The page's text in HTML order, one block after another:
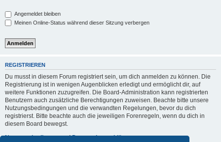
Angemeldet bleiben
Meinen Online-Status während dieser Sitzung verbergen
REGISTRIEREN
Du musst in diesem Forum registriert sein, um dich anmelden zu können. Die
Registrierung ist in wenigen Augenblicken erledigt und ermöglicht dir, auf
weitere Funktionen zuzugreifen. Die Board-Administration kann registrierten
Benutzern auch zusätzliche Berechtigungen zuweisen. Beachte bitte unsere
Nutzungsbedingungen und die verwandten Regelungen, bevor du dich
registrierst. Bitte beachte auch die jeweiligen Forenregeln, wenn du dich in
diesem Board bewegst.
Nutzungsbedingungen|Datenschutzerklärung